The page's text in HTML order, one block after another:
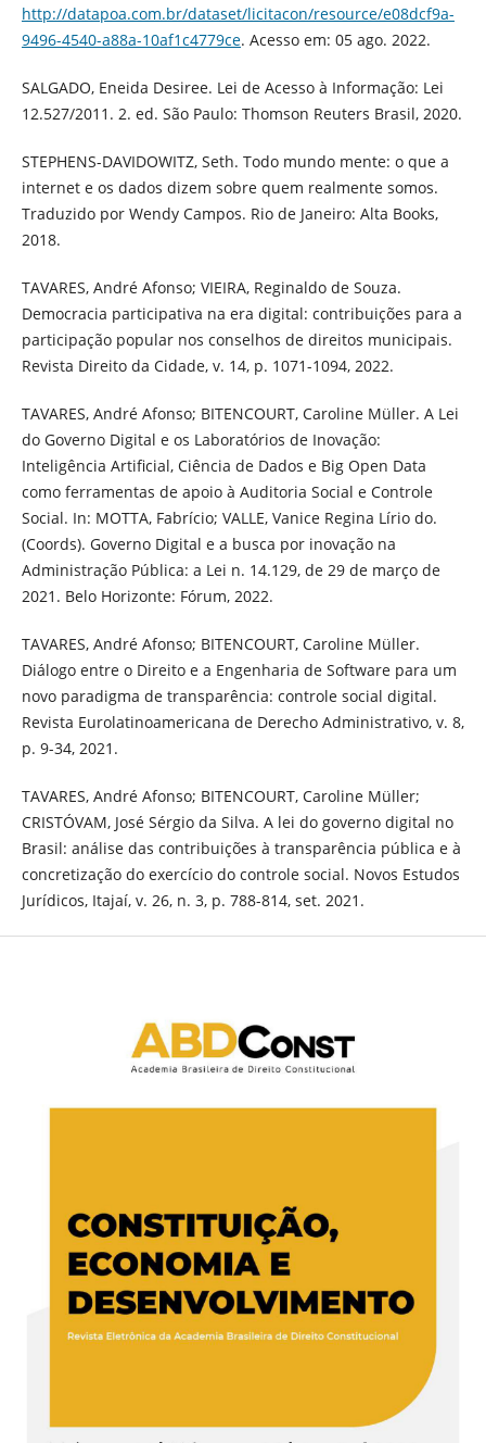
http://datapoa.com.br/dataset/licitacon/resource/e08dcf9a-
9496-4540-a88a-10af1c4779ce. Acesso em: 05 ago. 2022.
SALGADO, Eneida Desiree. Lei de Acesso à Informação: Lei
12.527/2011. 2. ed. São Paulo: Thomson Reuters Brasil, 2020.
STEPHENS-DAVIDOWITZ, Seth. Todo mundo mente: o que a
internet e os dados dizem sobre quem realmente somos.
Traduzido por Wendy Campos. Rio de Janeiro: Alta Books,
2018.
TAVARES, André Afonso; VIEIRA, Reginaldo de Souza.
Democracia participativa na era digital: contribuições para a
participação popular nos conselhos de direitos municipais.
Revista Direito da Cidade, v. 14, p. 1071-1094, 2022.
TAVARES, André Afonso; BITENCOURT, Caroline Müller. A Lei
do Governo Digital e os Laboratórios de Inovação:
Inteligência Artificial, Ciência de Dados e Big Open Data
como ferramentas de apoio à Auditoria Social e Controle
Social. In: MOTTA, Fabrício; VALLE, Vanice Regina Lírio do.
(Coords). Governo Digital e a busca por inovação na
Administração Pública: a Lei n. 14.129, de 29 de março de
2021. Belo Horizonte: Fórum, 2022.
TAVARES, André Afonso; BITENCOURT, Caroline Müller.
Diálogo entre o Direito e a Engenharia de Software para um
novo paradigma de transparência: controle social digital.
Revista Eurolatinoamericana de Derecho Administrativo, v. 8,
p. 9-34, 2021.
TAVARES, André Afonso; BITENCOURT, Caroline Müller;
CRISTÓVAM, José Sérgio da Silva. A lei do governo digital no
Brasil: análise das contribuições à transparência pública e à
concretização do exercício do controle social. Novos Estudos
Jurídicos, Itajaí, v. 26, n. 3, p. 788-814, set. 2021.